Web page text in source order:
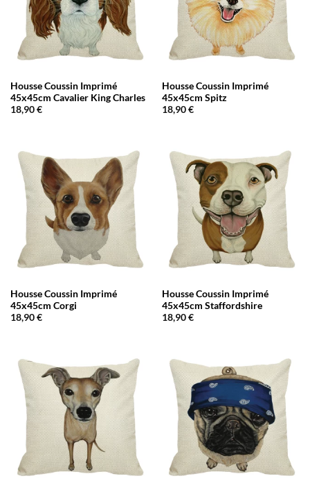
Housse Coussin Imprimé
45x45cm Cavalier King Charles
18,90€
Housse Coussin Imprimé
45x45cm Spitz
18,90€
Housse Coussin Imprimé
45x45cm Corgi
18,90€
Housse Coussin Imprimé
45x45cm Staffordshire
18,90€